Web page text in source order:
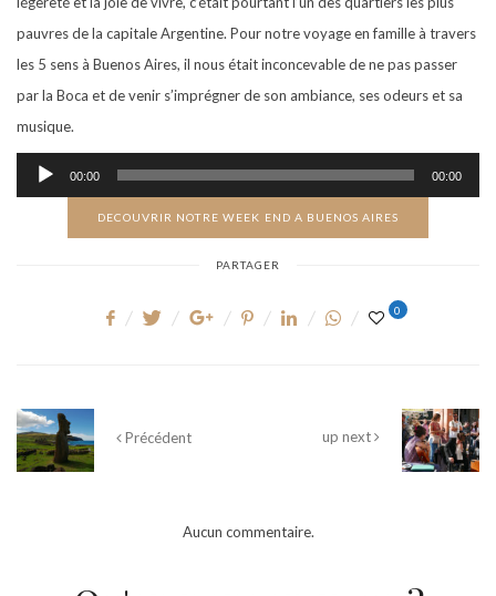
pauvres de la capitale Argentine. Pour notre voyage en famille à travers
les 5 sens à Buenos Aires, il nous était inconcevable de ne pas passer
par la Boca et de venir s’imprégner de son ambiance, ses odeurs et sa
musique.
Lecteur
audio
00:00 00:00
DECOUVRIR NOTRE WEEK END A BUENOS AIRES
PARTAGER
0
Précédent up next
Aucun commentaire.